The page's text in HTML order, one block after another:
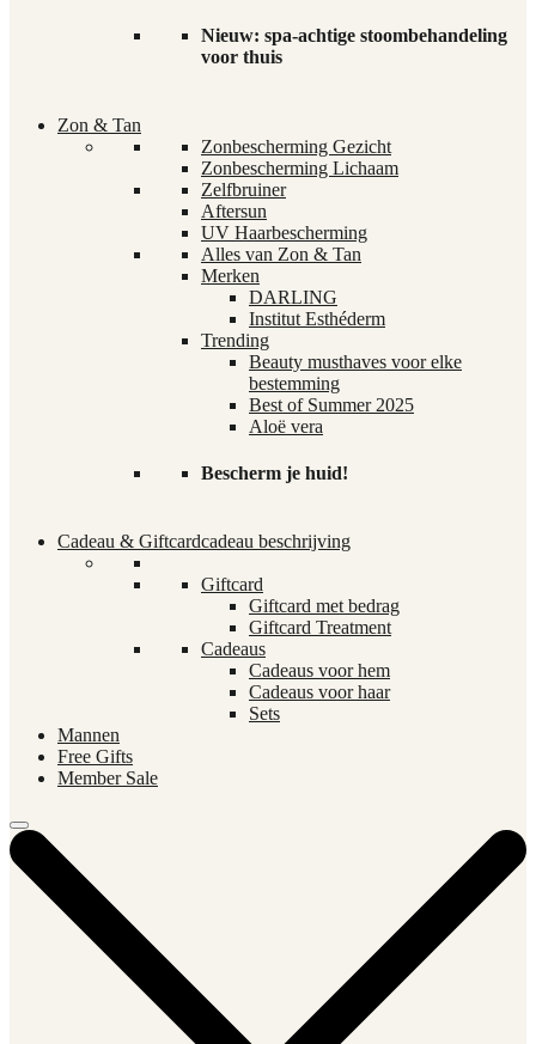
Nieuw: spa-achtige stoombehandeling
voor thuis
Zon & Tan
Zonbescherming Gezicht
Zonbescherming Lichaam
Zelfbruiner
Aftersun
UV Haarbescherming
Alles van Zon & Tan
Merken
DARLING
Institut Esthéderm
Trending
Beauty musthaves voor elke
bestemming
Best of Summer 2025
Aloë vera
Bescherm je huid!
Cadeau & Giftcardcadeau beschrijving
Giftcard
Giftcard met bedrag
Giftcard Treatment
Cadeaus
Cadeaus voor hem
Cadeaus voor haar
Sets
Mannen
Free Gifts
Member Sale